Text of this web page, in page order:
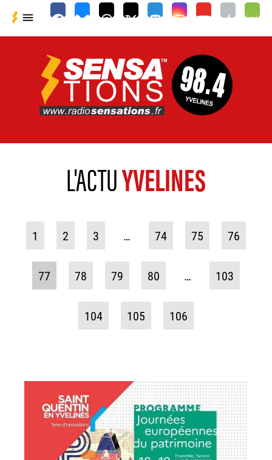

L'ACTUYVELINES
1 2 3 … 74 75 76
77 78 79 80 … 103
104 105 106